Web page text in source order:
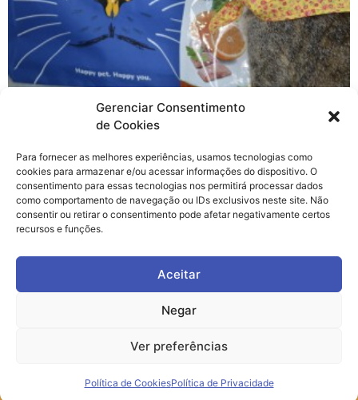
Gerenciar Consentimento
de Cookies
Para fornecer as melhores experiências, usamos tecnologias como
cookies para armazenar e/ou acessar informações do dispositivo. O
consentimento para essas tecnologias nos permitirá processar dados
como comportamento de navegação ou IDs exclusivos neste site. Não
consentir ou retirar o consentimento pode afetar negativamente certos
recursos e funções.
Aceitar
Negar
Ver preferências
Política de CookiesPolítica de Privacidade
Farmina, aqui em casa todo mundo adora!!! Eu e a Yumi
somos apaixonadas pela N&D, e esse amor todo
começou na primeira edição do Rolê das Patas depois
de umas amostras que ganhamos. O mais legal da N&D,
além dos sabores incríveis como Cordeiro e Blueberry
ou Frango […]
POLÍTICA DE PRIVACIDADE
© 2026 CATPOWER | TODOS OS DIREITOS RESERVADOS.